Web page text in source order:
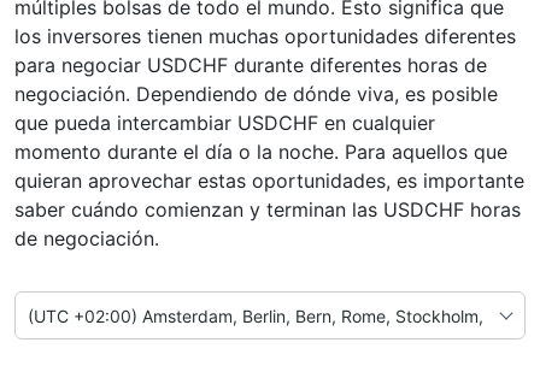
múltiples bolsas de todo el mundo. Esto significa que
los inversores tienen muchas oportunidades diferentes
para negociar USDCHF durante diferentes horas de
negociación. Dependiendo de dónde viva, es posible
que pueda intercambiar USDCHF en cualquier
momento durante el día o la noche. Para aquellos que
quieran aprovechar estas oportunidades, es importante
saber cuándo comienzan y terminan las USDCHF horas
de negociación.